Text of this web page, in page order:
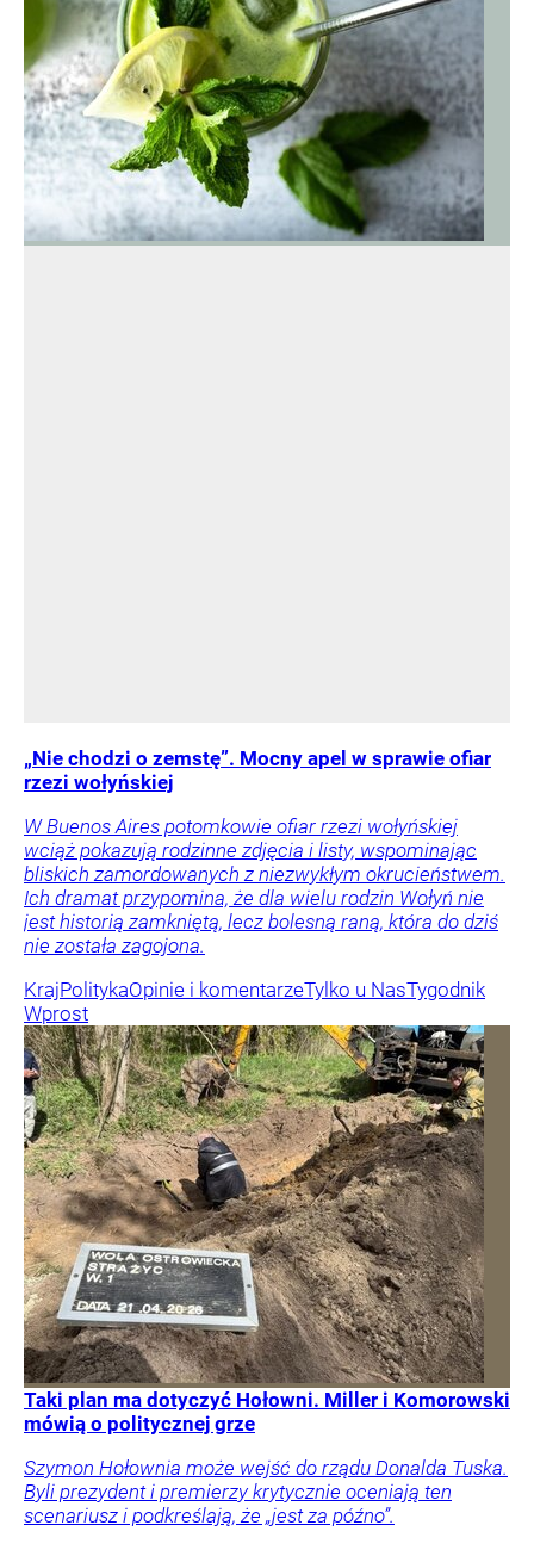
„Nie chodzi o zemstę”. Mocny apel w sprawie ofiar
rzezi wołyńskiej
W Buenos Aires potomkowie ofiar rzezi wołyńskiej
wciąż pokazują rodzinne zdjęcia i listy, wspominając
bliskich zamordowanych z niezwykłym okrucieństwem.
Ich dramat przypomina, że dla wielu rodzin Wołyń nie
jest historią zamkniętą, lecz bolesną raną, która do dziś
nie została zagojona.
KrajPolitykaOpinie i komentarzeTylko u NasTygodnik
Wprost
Taki plan ma dotyczyć Hołowni. Miller i Komorowski
mówią o politycznej grze
Szymon Hołownia może wejść do rządu Donalda Tuska.
Byli prezydent i premierzy krytycznie oceniają ten
scenariusz i podkreślają, że „jest za późno”.